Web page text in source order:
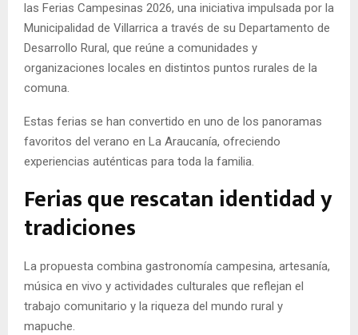
las Ferias Campesinas 2026, una iniciativa impulsada por la
Municipalidad de Villarrica a través de su Departamento de
Desarrollo Rural, que reúne a comunidades y
organizaciones locales en distintos puntos rurales de la
comuna.
Estas ferias se han convertido en uno de los panoramas
favoritos del verano en La Araucanía, ofreciendo
experiencias auténticas para toda la familia.
Ferias que rescatan identidad y
tradiciones
La propuesta combina gastronomía campesina, artesanía,
música en vivo y actividades culturales que reflejan el
trabajo comunitario y la riqueza del mundo rural y
mapuche.